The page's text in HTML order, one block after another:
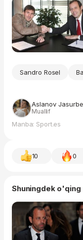
Sandro Rosel
Aslanov
Muallif
Manba: Sport.es
10 0
Shuningdek o'qing